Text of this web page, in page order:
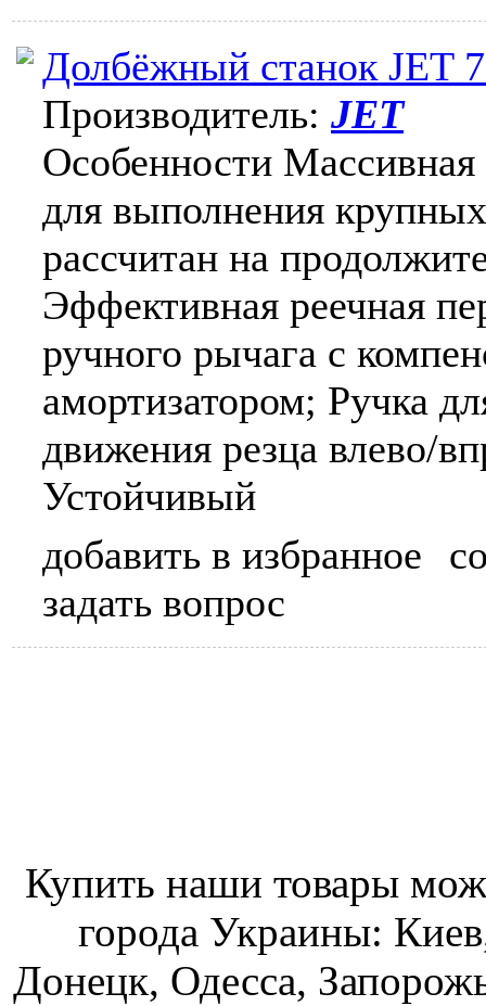
Долбёжный станок JET
Производитель: JET
Особенности Массивная
для выполнения
рассчитан на
Эффективная реечная
ручного рычага с
амортизатором; Ручка
движения резца влево/
Устойчивый
добавить в избранное
задать вопрос
Купить наши товары
города Украины:
Донецк, Одесса,